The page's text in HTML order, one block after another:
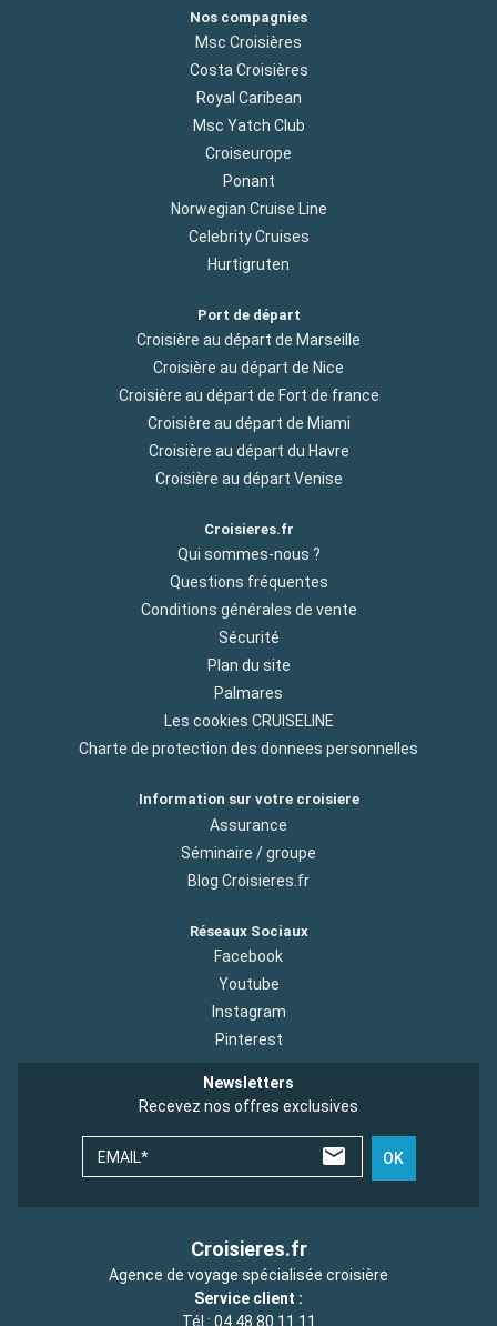
Nos compagnies
Msc Croisières
Costa Croisières
Royal Caribean
Msc Yatch Club
Croiseurope
Ponant
Norwegian Cruise Line
Celebrity Cruises
Hurtigruten
Port de départ
Croisière au départ de Marseille
Croisière au départ de Nice
Croisière au départ de Fort de france
Croisière au départ de Miami
Croisière au départ du Havre
Croisière au départ Venise
Croisieres.fr
Qui sommes-nous ?
Questions fréquentes
Conditions générales de vente
Sécurité
Plan du site
Palmares
Les cookies CRUISELINE
Charte de protection des donnees personnelles
Information sur votre croisiere
Assurance
Séminaire / groupe
Blog Croisieres.fr
Réseaux Sociaux
Facebook
Youtube
Instagram
Pinterest
Newsletters
Recevez nos offres exclusives
EMAIL* OK
Croisieres.fr
Agence de voyage spécialisée croisière
Service client :
Tél : 04 48 80 11 11